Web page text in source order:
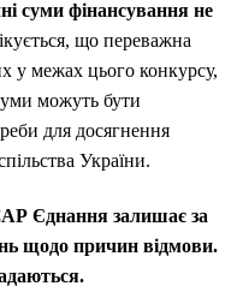
суми фінансування не
що переважна
у межах цього конкурсу,
можуть бути
для досягнення
України.
Єднання залишає за
щодо причин відмови.